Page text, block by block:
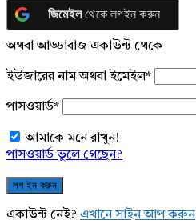
জিমেইলথেকে লগইন করুন
অথবা আড্ডাবাজ একাউন্ট থেকে
ইউজারের নাম অথবা ইমেইল*
পাসওয়ার্ড*
আমাকে মনে রাখুন!
পাসওয়ার্ড ভুলে গেছেন?
একাউন্ট নেই? এখানে সাইন আপ করুন